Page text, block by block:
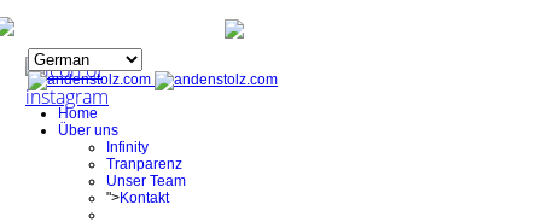
Home
Über uns
Infinity
Tranparenz
Unser Team
">Kontakt